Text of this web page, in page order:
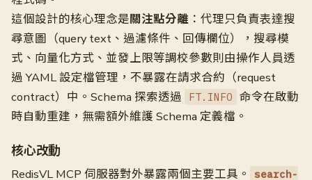
這個設計的核心理念是關注點分離 ：代理只負責表達搜
尋意圖（query text、過濾條件、回傳欄位），搜尋模
式、向量化方式、並發上限等調校參數則由操作人員透
過 YAML 設定檔管理，不暴露在請求合約（request
contract）中。Schema 探索透過
FT.INFO 命令在啟動
時自動重建，無需額外維護 Schema 定義檔。
核心改動
RedisVL MCP 伺服器對外暴露兩個主要工具。
search-